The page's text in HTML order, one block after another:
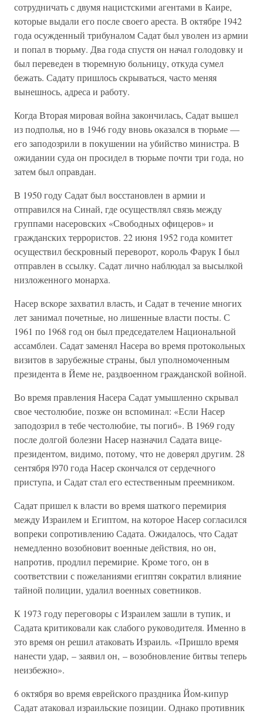
сотрудничать с двумя нацистскими агентами в Каире,
которые выдали его после своего ареста. В октябре 1942
года осужденный трибуналом Садат был уволен из армии
и попал в тюрьму. Два года спустя он начал голодовку и
был переведен в тюремную больницу, откуда сумел
бежать. Садату пришлось скрываться, часто меняя
вынешнось, адреса и работу.
Когда Вторая мировая война закончилась, Садат вышел
из подполья, но в 1946 году вновь оказался в тюрьме —
его заподозрили в покушении на убийство министра. В
ожидании суда он просидел в тюрьме почти три года, но
затем был оправдан.
В 1950 году Садат был восстановлен в армии и
отправился на Синай, где осуществлял связь между
группами насеровских «Свободных офицеров» и
гражданских террористов. 22 июня 1952 года комитет
осуществил бескровный переворот, король Фарук I был
отправлен в ссылку. Садат лично наблюдал за высылкой
низложенного монарха.
Насер вскоре захватил власть, и Садат в течение многих
лет занимал почетные, но лишенные власти посты. С
1961 по 1968 год он был председателем Национальной
ассамблеи. Садат заменял Насера во время протокольных
визитов в зарубежные страны, был уполномоченным
президента в Йеме не, раздвоенном гражданской войной.
Во время правления Насера Садат умышленно скрывал
свое честолюбие, позже он вспоминал: «Если Насер
заподозрил в тебе честолюбие, ты погиб». В 1969 году
после долгой болезни Насер назначил Садата вице-
президентом, видимо, потому, что не доверял другим. 28
сентября l970 года Насер скончался от сердечного
приступа, и Садат стал его естественным преемником.
Садат пришел к власти во время шаткого перемирия
между Израилем и Египтом, на которое Насер согласился
вопреки сопротивлению Садата. Ожидалось, что Садат
немедленно возобновит военные действия, но он,
напротив, продлил перемирие. Кроме того, он в
соответствии с пожеланиями египтян сократил влияние
тайной полиции, удалил военных советников.
К 1973 году переговоры с Израилем зашли в тупик, и
Садата критиковали как слабого руководителя. Именно в
это время он решил атаковать Израиль. «Пришло время
нанести удар, – заявил он, – возобновление битвы теперь
неизбежно».
6 октября во время еврейского праздника Йом-кипур
Садат атаковал израильские позиции. Однако противник